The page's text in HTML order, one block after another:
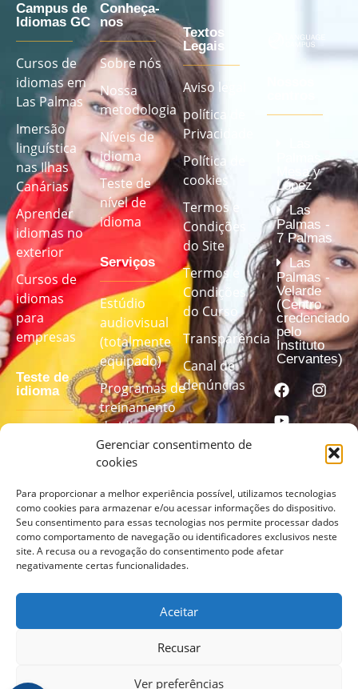
Gerenciar consentimento de
cookies
Para proporcionar a melhor experiência possível, utilizamos tecnologias
como cookies para armazenar e/ou acessar informações do dispositivo.
Seu consentimento para essas tecnologias nos permite processar dados
como comportamento de navegação ou identificadores exclusivos neste
site. A recusa ou a revogação do consentimento pode afetar
negativamente certas funcionalidades.
Aceitar
Recusar
Ver preferências
Campus de
Idiomas GC
Cursos de
idiomas em
Las Palmas
Imersão
linguística
nas Ilhas
Canárias
Aprender
idiomas no
exterior
Cursos de
idiomas
para
empresas
Teste de
idioma
descobrir
seu nível
FAÇA
O
AQUI
Conheça-
nos
Sobre nós
Nossa
metodologia
Níveis de
idioma
Teste de
nível de
idioma
Serviços
Estúdio
audiovisual
(totalmente
equipado)
Programas de
treinamento
de idiomas
personalizados
Textos
Legais
Aviso legal
política de
Privacidade
Política de
cookies
Termos e
Condições
do Site
Termos e
Condições
do Curso
Transparência
Canal de
denúncias
Palmas -
Mesa y
López
Las
Palmas -
7 Palmas
Las
Palmas -
Velarde
(Centro
credenciado
pelo
Instituto
Cervantes)